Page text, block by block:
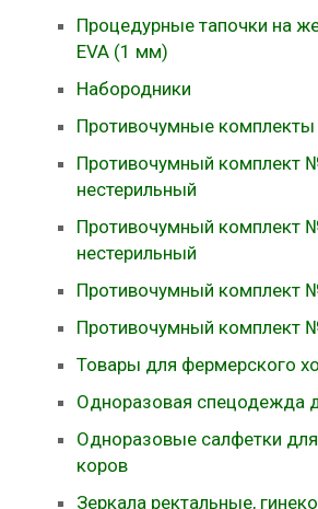
Процедурные тапочки на
EVA (1 мм)
Набородники
Противочумные комплекты
Противочумный комплект
нестерильный
Противочумный комплект
нестерильный
Противочумный комплект
Противочумный комплект
Товары для фермерского
Одноразовая спецодежда
Одноразовые салфетки
коров
Зеркала ректальные,